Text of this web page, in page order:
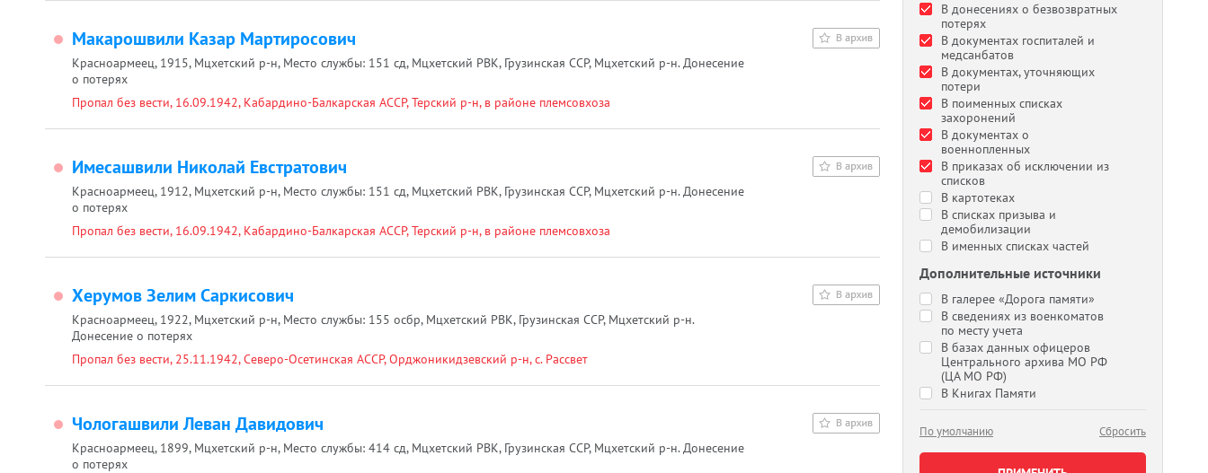
В донесениях о безвозвратных
потерях
В документах госпиталей и
медсанбатов
В документах, уточняющих
потери
В поименных списках
захоронений
В документах о
военнопленных
В приказах об исключении из
списков
В картотеках
В списках призыва и
демобилизации
В именных списках частей
Дополнительные источники
В галерее «Дорога памяти»
В сведениях из военкоматов
по месту учета
В базах данных офицеров
Центрального архива МО РФ
(ЦА МО РФ)
В Книгах Памяти
По умолчанию Сбросить
Макарошвили Казар Мартиросович
Красноармеец, 1915, Мцхетский р-н, Место службы: 151 сд, Мцхетский РВК, Грузинская ССР, Мцхетский р-н. Донесение
о потерях
Пропал без вести, 16.09.1942, Кабардино-Балкарская АССР, Терский р-н, в районе племсовхоза
Имесашвили Николай Евстратович
Красноармеец, 1912, Мцхетский р-н, Место службы: 151 сд, Мцхетский РВК, Грузинская ССР, Мцхетский р-н. Донесение
о потерях
Пропал без вести, 16.09.1942, Кабардино-Балкарская АССР, Терский р-н, в районе племсовхоза
Херумов Зелим Саркисович
Красноармеец, 1922, Мцхетский р-н, Место службы: 155 осбр, Мцхетский РВК, Грузинская ССР, Мцхетский р-н.
Донесение о потерях
Пропал без вести, 25.11.1942, Северо-Осетинская АССР, Орджоникидзевский р-н, с. Рассвет
Чологашвили Леван Давидович
Красноармеец, 1899, Мцхетский р-н, Место службы: 414 сд, Мцхетский РВК, Грузинская ССР, Мцхетский р-н. Донесение
о потерях